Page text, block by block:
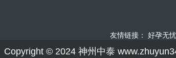
友情链接： 好孕无忧
Copyright © 2024 神州中泰